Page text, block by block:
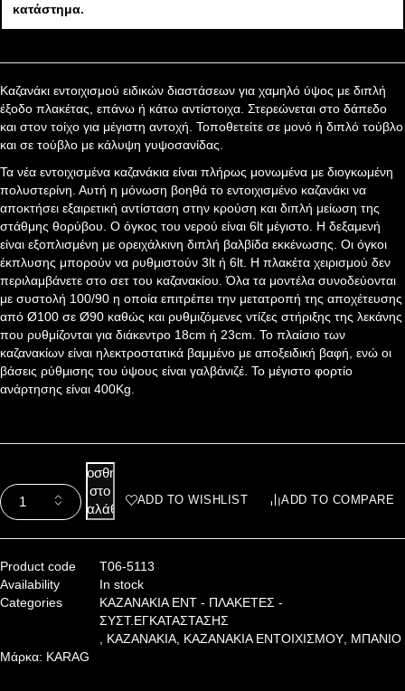
κατάστημα.
Καζανάκι εντοιχισμού ειδικών διαστάσεων για χαμηλό ύψος με διπλή
έξοδο πλακέτας, επάνω ή κάτω αντίστοιχα. Στερεώνεται στο δάπεδο
και στον τοίχο για μέγιστη αντοχή. Τοποθετείτε σε μονό ή διπλό τούβλο
και σε τούβλο με κάλυψη γυψοσανίδας.
Τα νέα εντοιχισμένα καζανάκια είναι πλήρως μονωμένα με διογκωμένη
πολυστερίνη. Αυτή η μόνωση βοηθά το εντοιχισμένο καζανάκι να
αποκτήσει εξαιρετική αντίσταση στην κρούση και διπλή μείωση της
στάθμης θορύβου. Ο όγκος του νερού είναι 6lt μέγιστο. Η δεξαμενή
είναι εξοπλισμένη με ορειχάλκινη διπλή βαλβίδα εκκένωσης. Οι όγκοι
έκπλυσης μπορούν να ρυθμιστούν 3lt ή 6lt. Η πλακέτα χειρισμού δεν
περιλαμβάνετε στο σετ του καζανακίου. Όλα τα μοντέλα συνοδεύονται
με συστολή 100/90 η οποία επιτρέπει την μετατροπή της αποχέτευσης
από Ø100 σε Ø90 καθώς και ρυθμιζόμενες ντίζες στήριξης της λεκάνης
που ρυθμίζονται για διάκεντρο 18cm ή 23cm. Το πλαίσιο των
καζανακίων είναι ηλεκτροστατικά βαμμένο με αποξειδική βαφή, ενώ οι
βάσεις ρύθμισης του ύψους είναι γαλβάνιζέ. Το μέγιστο φορτίο
ανάρτησης είναι 400Kg.
Προσθήκη
στο
καλάθι
ADD TO WISHLIST ADD TO COMPARE
Product code
T06-5113
Availability
In stock
Categories
KAZANAKIA ENT - ΠΛΑΚΕΤΕΣ -
ΣΥΣΤ.ΕΓΚΑΤΑΣΤΑΣΗΣ
, ΚΑΖΑΝΑΚΙΑ, ΚΑΖΑΝΑΚΙΑ ΕΝΤΟΙΧΙΣΜΟΥ, ΜΠΑΝΙΟ
Μάρκα: KARAG